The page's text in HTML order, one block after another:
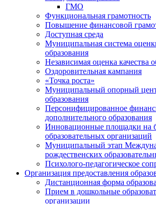
ГМО
Функциональная грамотность
Повышение финансовой
Доступная среда
Муниципальная система
образования
Независимая оценка качества
Оздоровительная кампания
«Точка роста»
Муниципальный опорный
образования
Персонифицированное
дополнительного образования
Инновационные площадки на
образовательных организаций
Муниципальный этап
рождественских
Психолого-педагогическое
Организация предоставления
Дистанционная форма
Прием в дошкольные
организации